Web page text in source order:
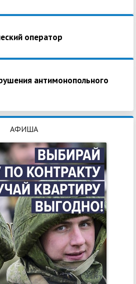
оператор
антимонопольного
АФИША